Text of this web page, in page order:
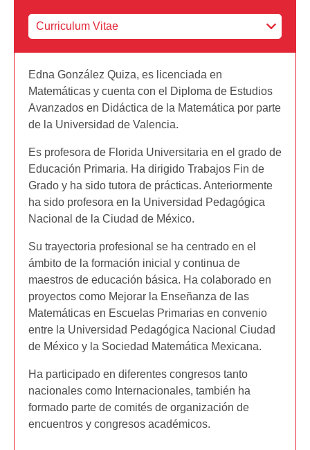
Edna González Quiza, es licenciada en
Matemáticas y cuenta con el Diploma de Estudios
Avanzados en Didáctica de la Matemática por parte
de la Universidad de Valencia.
Es profesora de Florida Universitaria en el grado de
Educación Primaria. Ha dirigido Trabajos Fin de
Grado y ha sido tutora de prácticas. Anteriormente
ha sido profesora en la Universidad Pedagógica
Nacional de la Ciudad de México.
Su trayectoria profesional se ha centrado en el
ámbito de la formación inicial y continua de
maestros de educación básica. Ha colaborado en
proyectos como Mejorar la Enseñanza de las
Matemáticas en Escuelas Primarias en convenio
entre la Universidad Pedagógica Nacional Ciudad
de México y la Sociedad Matemática Mexicana.
Ha participado en diferentes congresos tanto
nacionales como Internacionales, también ha
formado parte de comités de organización de
encuentros y congresos académicos.